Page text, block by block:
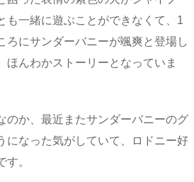
も一緒に遊ぶことができなくて、1
ろにサンダーバニーが颯爽と登場し
ほんわかストーリーとなっていま
のか、最近またサンダーバニーのグ
になった気がしていて、ロドニー好
。